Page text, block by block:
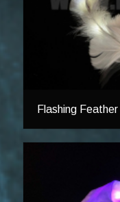
Flashing Feather